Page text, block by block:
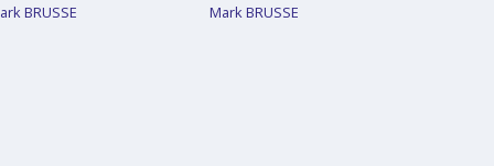
BRUSSE
Mark BRUSSE